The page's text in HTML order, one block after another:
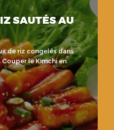
SAUTÉS AU
de riz congelés dans
Couper le Kimchi en